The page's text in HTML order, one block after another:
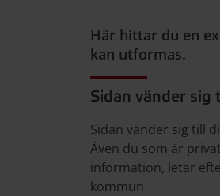
Här hittar du en
kan utformas.
Sidan vänder sig
Sidan vänder sig till
Även du som är
information, letar
kommun.